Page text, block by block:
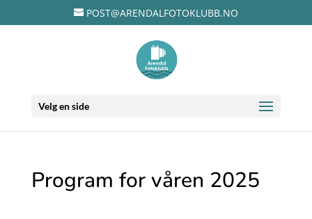
POST@ARENDALFOTOKLUBB.NO
Velg en side
Program for våren 2025